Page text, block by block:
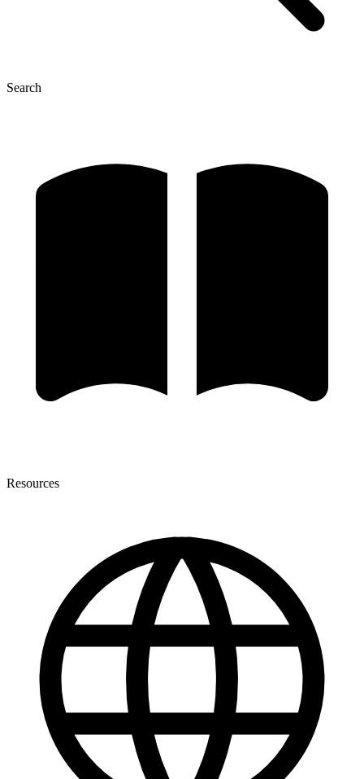
Search
Resources